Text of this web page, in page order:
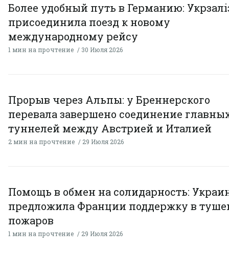
Более удобный путь в Германию:
присоединила поезд к новому
международному рейсу
1 мин на прочтение 30 Июля 2026
Прорыв через Альпы: у Бреннерского
перевала завершено соединение
туннелей между Австрией и Италией
2 мин на прочтение 29 Июля 2026
Помощь в обмен на солидарность:
предложила Франции поддержку в
пожаров
1 мин на прочтение 29 Июля 2026